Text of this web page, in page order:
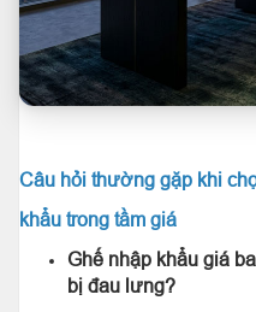
Câu hỏi thường gặp khi
khẩu trong tầm giá
Ghế nhập khẩu giá
bị đau lưng?